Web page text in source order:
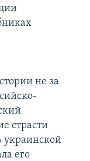
не за
страсти
украинской
его